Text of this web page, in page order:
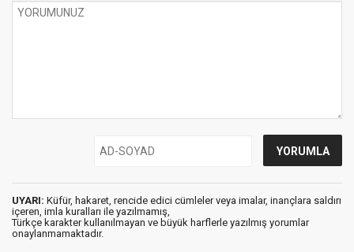
UYARI: Küfür, hakaret, rencide edici cümleler veya imalar, inançlara saldırı
içeren, imla kuralları ile yazılmamış,
Türkçe karakter kullanılmayan ve büyük harflerle yazılmış yorumlar
onaylanmamaktadır.